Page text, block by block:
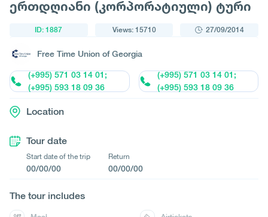
ერთდღიანი (კორპორატიული) ტური
ID: 1887 Views: 15710 27/09/2014
Free Time Union of Georgia
(+995) 571 03 14 01;
(+995) 593 18 09 36
(+995) 571 03 14 01;
(+995) 593 18 09 36
Location
Tour date
Start date of the trip
00/00/00
Return
00/00/00
The tour includes